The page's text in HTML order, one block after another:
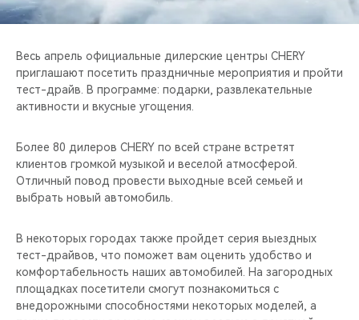
НАШИ МЕРОПРИЯТИЯ
CHERY ДЛЯ ДЕТЕЙ
Весь апрель официальные дилерские центры CHERY
приглашают посетить праздничные мероприятия и пройти
тест-драйв. В программе: подарки, развлекательные
активности и вкусные угощения.
Более 80 дилеров CHERY по всей стране встретят
клиентов громкой музыкой и веселой атмосферой.
Отличный повод провести выходные всей семьей и
выбрать новый автомобиль.
В некоторых городах также пройдет серия выездных
тест-драйвов, что поможет вам оценить удобство и
комфортабельность наших автомобилей. На загородных
площадках посетители смогут познакомиться с
внедорожными способностями некоторых моделей, а